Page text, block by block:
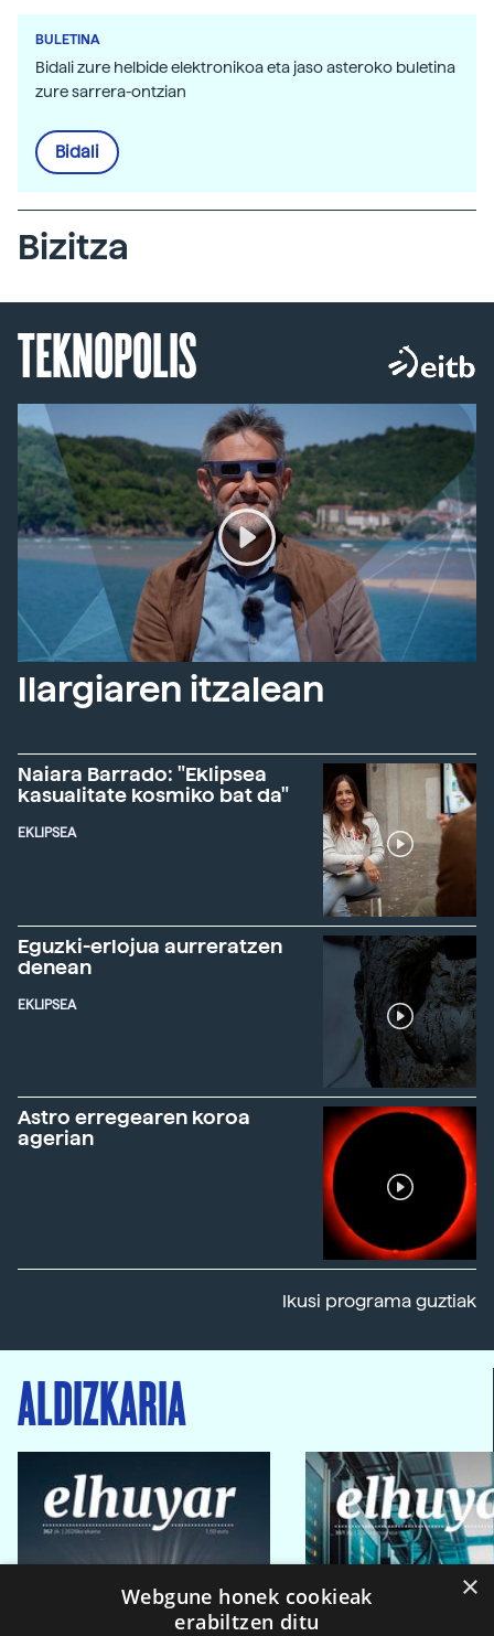
BULETINA
Bidali zure helbide elektronikoa eta jaso asteroko buletina
zure sarrera-ontzian
Bidali
Bizitza
TEKNOPOLIS
Ilargiaren itzalean
Naiara Barrado: "Eklipsea
kasualitate kosmiko bat da"
EKLIPSEA
Eguzki-erlojua aurreratzen
denean
EKLIPSEA
Astro erregearen koroa
agerian
Ikusi programa guztiak
ALDIZKARIA
×
Webgune honek cookieak
erabiltzen ditu